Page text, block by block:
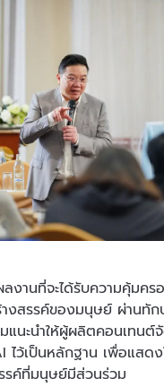
งานที่จะได้รับความคุ้มค
งสรรค์ของมนุษย์ ผ่านทัก
ะนำให้ผู้ผลิตคอนเทนต์
ไว้เป็นหลักฐาน เพื่อแสด
รค์ที่มนุษย์มีส่วนร่วม